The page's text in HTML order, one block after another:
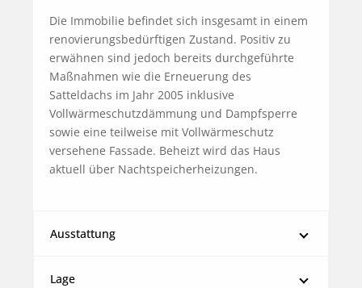
Die Immobilie befindet sich insgesamt in einem
renovierungsbedürftigen Zustand. Positiv zu
erwähnen sind jedoch bereits durchgeführte
Maßnahmen wie die Erneuerung des
Satteldachs im Jahr 2005 inklusive
Vollwärmeschutzdämmung und Dampfsperre
sowie eine teilweise mit Vollwärmeschutz
versehene Fassade. Beheizt wird das Haus
aktuell über Nachtspeicherheizungen.
Ausstattung
Lage